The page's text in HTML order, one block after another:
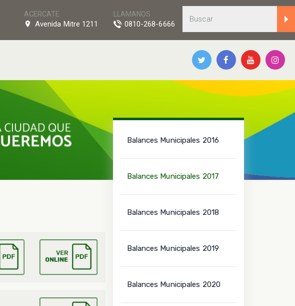
LLAMANOS
0810-268-6666
ACERCATE
Avenida Mitre 1211
Balances Municipales 2016
Balances Municipales 2017
Balances Municipales 2018
Balances Municipales 2019
Balances Municipales 2020